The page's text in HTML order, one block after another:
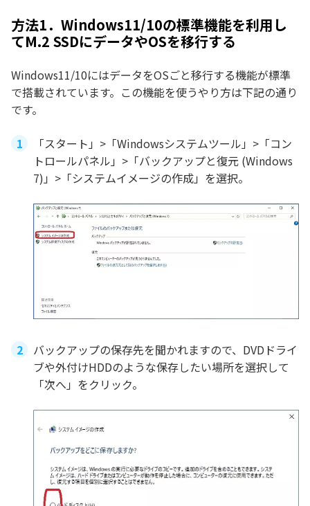
方法1．Windows11/10の標準機能を利用し
てM.2 SSDにデータやOSを移行する
Windows11/10にはデータをOSごと移行する機能が標準
で搭載されています。この機能を使うやり方は下記の通り
です。
「スタート」>「Windowsシステムツール」>「コン
トロールパネル」>「バックアップと復元 (Windows
7)」>「システムイメージの作成」を選択。
バックアップの保存先を聞かれますので、DVDドライ
ブや外付けHDDのような保存したい場所を選択して
「次へ」をクリック。